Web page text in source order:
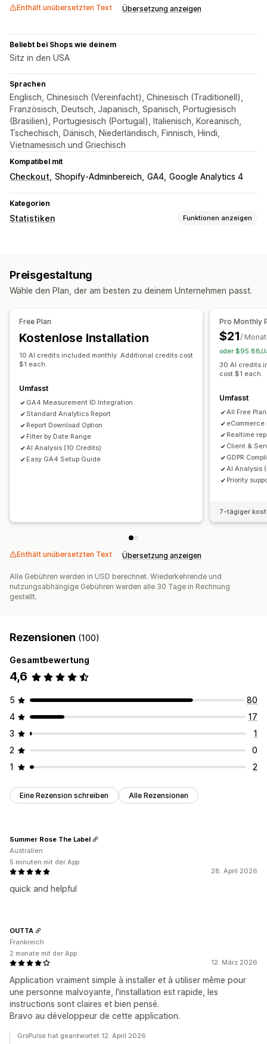
Enthält unübersetzten Text Übersetzung anzeigen
Beliebt bei Shops wie deinem
Sitz in den USA
Sprachen
Englisch, Chinesisch (Vereinfacht), Chinesisch (Traditionell),
Französisch, Deutsch, Japanisch, Spanisch, Portugiesisch
(Brasilien), Portugiesisch (Portugal), Italienisch, Koreanisch,
Tschechisch, Dänisch, Niederländisch, Finnisch, Hindi,
Vietnamesisch und Griechisch
Kompatibel mit
Checkout Shopify-Adminbereich GA4 Google Analytics 4
Kategorien
Statistiken Funktionen anzeigen
Seitenaufrufe
Bildmaterial und Berichte
Analyse-Dashboard
Preisgestaltung
Wähle den Plan, der am besten zu deinem Unternehmen passt.
Free Plan
Kostenlose Installation
10 AI credits included monthly. Additional credits cost
$1 each.
Umfasst
GA4 Measurement ID Integration
Standard Analytics Report
Report Download Option
Filter by Date Range
AI Analysis (10 Credits)
Easy GA4 Setup Guide
Pro Monthly
$21/ Monat
oder $95.88/
30 AI credits
cost $1 each.
Umfasst
All Free
eCommerce
Realtime
Client &
GDPR
AI Analysis
Priority
7-tägiger
Enthält unübersetzten Text Übersetzung anzeigen
Alle Gebühren werden in USD berechnet. Wiederkehrende und
nutzungsabhängige Gebühren werden alle 30 Tage in Rechnung
gestellt.
Rezensionen (100)
Gesamtbewertung
4,6
5
80
4
17
3
1
2
0
1
2
Eine Rezension schreiben Alle Rezensionen
28. April 2026
quick and helpful
Summer Rose The Label
Australien
5 minuten mit der App
12. März 2026
Application vraiment simple à installer et à utiliser même pour
une personne malvoyante, l'installation est rapide, les
instructions sont claires et bien pensé.
Bravo au développeur de cette application.
OUTTA
Frankreich
2 monate mit der App
GroPulse hat geantwortet 12. April 2026